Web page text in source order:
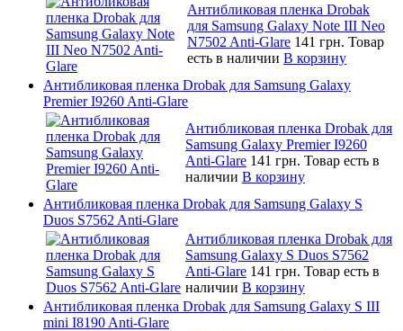
Антибликовая пленка Drobak
для Samsung Galaxy Note III Neo
N7502 Anti-Glare 141 грн. Товар
есть в наличии В корзину
Антибликовая пленка Drobak для Samsung Galaxy
Premier I9260 Anti-Glare
Антибликовая пленка Drobak для
Samsung Galaxy Premier I9260
Anti-Glare 141 грн. Товар есть в
наличии В корзину
Антибликовая пленка Drobak для Samsung Galaxy S
Duos S7562 Anti-Glare
Антибликовая пленка Drobak для
Samsung Galaxy S Duos S7562
Anti-Glare 141 грн. Товар есть в
наличии В корзину
Антибликовая пленка Drobak для Samsung Galaxy S III
mini I8190 Anti-Glare